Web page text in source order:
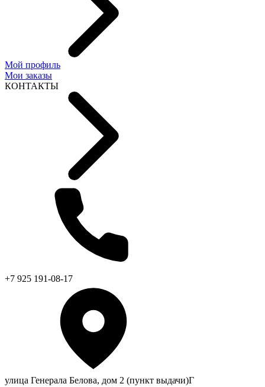
Мой профиль
Мои заказы
КОНТАКТЫ
+7 925 191-08-17
улица Генерала Белова, дом 2 (пункт выдачи)Г